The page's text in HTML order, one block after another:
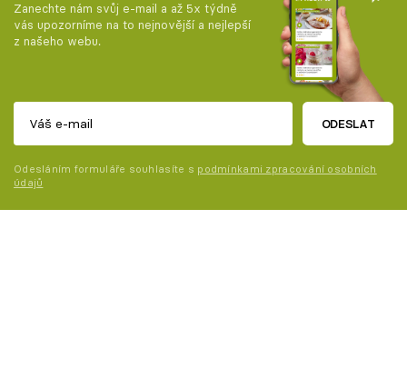
Zanechte nám svůj e-mail a až 5x týdně
vás upozorníme na to nejnovější a nejlepší
z našeho webu.
ODESLAT
Odesláním formuláře souhlasíte s podmínkami zpracování osobních
údajů